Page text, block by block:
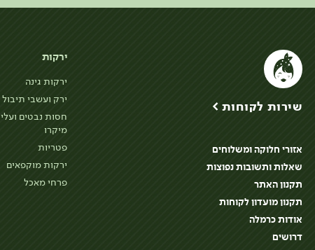
ירקות
ירקות גינה
ירק ועשבי תיבול
חסות נבטים ועלי
מיקרו
פטריות
ירקות מוקפאים
פרחי מאכל
שירות לקוחות >
אזורי חלוקה ומשלוחים
שאלות ותשובות נפוצות
תקנון האתר
תקנון מועדון לקוחות
אודות כרמלה
דרושים